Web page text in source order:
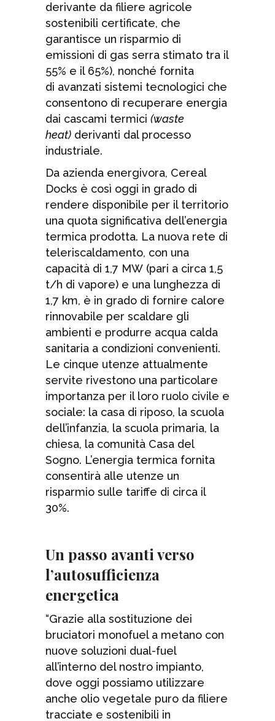
derivante da filiere agricole
sostenibili certificate, che
garantisce un risparmio di
emissioni di gas serra stimato tra il
55% e il 65%), nonché fornita
di avanzati sistemi tecnologici che
consentono di recuperare energia
dai cascami termici (waste
heat) derivanti dal processo
industriale.
Da azienda energivora, Cereal
Docks è così oggi in grado di
rendere disponibile per il territorio
una quota significativa dell’energia
termica prodotta. La nuova rete di
teleriscaldamento, con una
capacità di 1,7 MW (pari a circa 1,5
t/h di vapore) e una lunghezza di
1,7 km, è in grado di fornire calore
rinnovabile per scaldare gli
ambienti e produrre acqua calda
sanitaria a condizioni convenienti.
Le cinque utenze attualmente
servite rivestono una particolare
importanza per il loro ruolo civile e
sociale: la casa di riposo, la scuola
dell’infanzia, la scuola primaria, la
chiesa, la comunità Casa del
Sogno. L’energia termica fornita
consentirà alle utenze un
risparmio sulle tariffe di circa il
30%.
Un passo avanti verso
l’autosufficienza
energetica
“Grazie alla sostituzione dei
bruciatori monofuel a metano con
nuove soluzioni dual-fuel
all’interno del nostro impianto,
dove oggi possiamo utilizzare
anche olio vegetale puro da filiere
tracciate e sostenibili in